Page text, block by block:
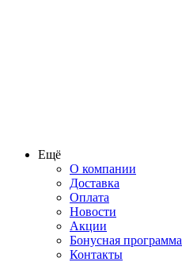
Ещё
О компании
Доставка
Оплата
Новости
Акции
Бонусная программа
Контакты